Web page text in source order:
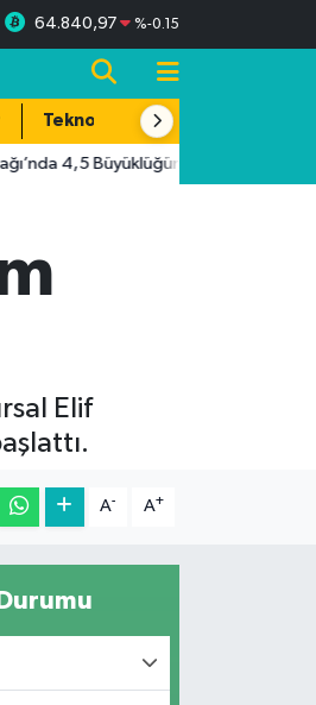
64.840,97 %-0.15
Teknoloji
4,5 Büyüklüğünde Deprem!
Elif
A- A+